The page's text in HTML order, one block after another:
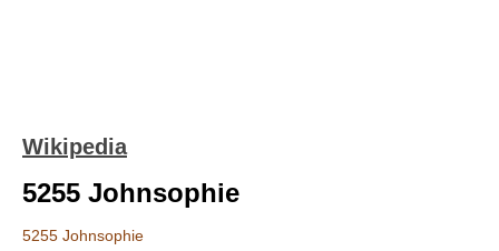
Wikipedia
5255 Johnsophie
5255 Johnsophie